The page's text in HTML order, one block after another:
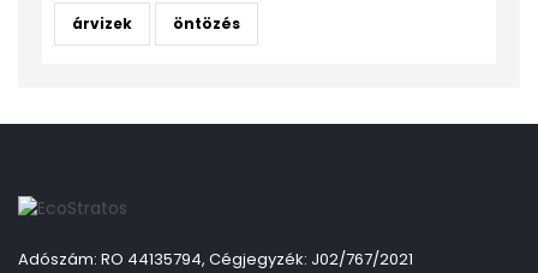
árvizek öntözés
Adószám: RO 44135794, Cégjegyzék: J02/767/2021